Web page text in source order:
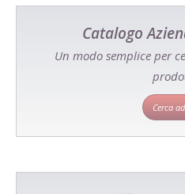
Catalogo
Un modo semplice per
Cerca